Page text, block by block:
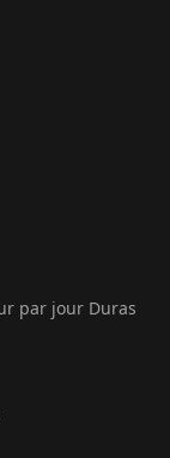
par jour Duras